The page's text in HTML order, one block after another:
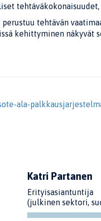
tehtävän
kehittyminen näkyvät
ala-
Katri Partanen
Erityisasiantuntija
(julkinen sektori,